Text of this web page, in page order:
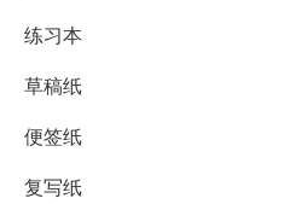
练习本
草稿纸
便签纸
复写纸